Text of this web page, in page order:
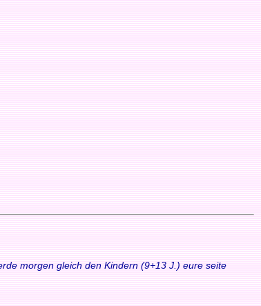
morgen gleich den Kindern (9+13 J.) eure seite